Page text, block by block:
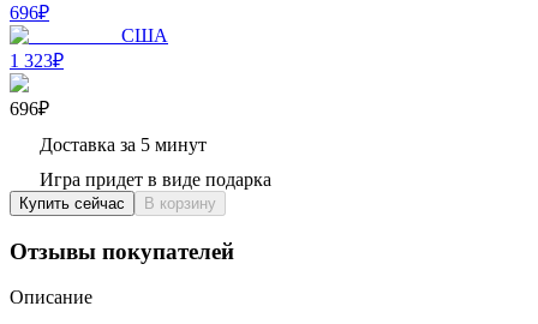
696₽
США
1 323₽
696₽
Доставка за 5 минут
Игра придет в виде подарка
Купить сейчас В корзину
Отзывы покупателей
Описание